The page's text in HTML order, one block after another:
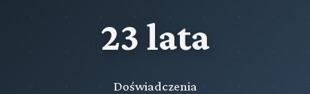
23 lata
Doświadczenia